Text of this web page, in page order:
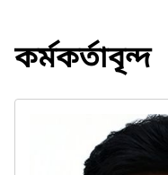
কর্মকর্তাবৃন্দ